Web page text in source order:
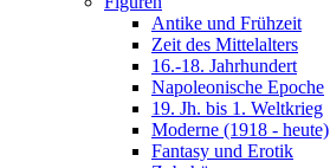
Antike und Frühzeit
Zeit des Mittelalters
16.-18. Jahrhundert
Napoleonische Epoche
19. Jh. bis 1. Weltkrieg
Moderne (1918 - heute)
Fantasy und Erotik